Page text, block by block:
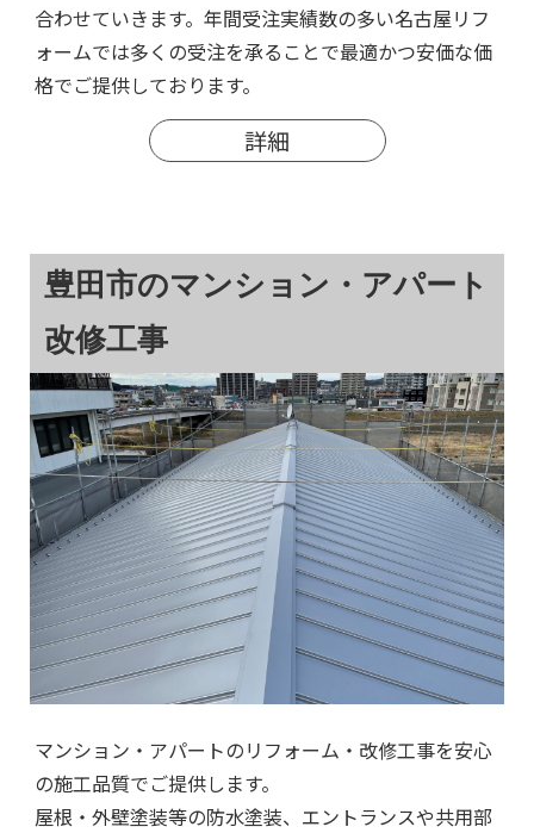
合わせていきます。年間受注実績数の多い名古屋リフ
ォームでは多くの受注を承ることで最適かつ安価な価
格でご提供しております。
詳細
豊田市のマンション・アパート
改修工事
マンション・アパートのリフォーム・改修工事を安心
の施工品質でご提供します。
屋根・外壁塗装等の防水塗装、エントランスや共用部